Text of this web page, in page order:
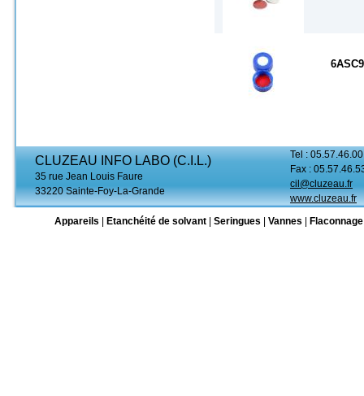
CLUZEAU INFO LABO (C.I.L.)
35 rue Jean Louis Faure
33220 Sainte-Foy-La-Grande
Tel :
Fax :
cil@cluzeau.fr
www.cluzeau.fr
Appareils
Etanchéité de solvant Seringues Vannes Flaconnage